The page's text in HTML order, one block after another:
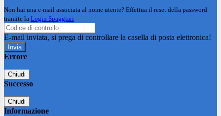
Non hai una e-mail associata al nome utente? Effettua il reset della password
tramite la Login Spaggiari
E-mail inviata, si prega di controllare la casella di posta elettronica!
Errore
Chiudi
Successo
Chiudi
Informazione